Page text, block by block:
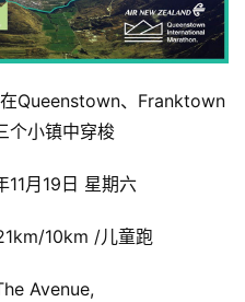
Queenstown、Franktown
小镇中穿梭
11月19日 星期六
10km /儿童跑
Avenue,